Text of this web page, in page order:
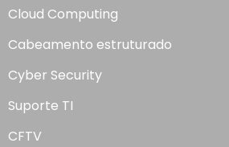
Cloud Computing
Cabeamento estruturado
Cyber Security
Suporte TI
CFTV